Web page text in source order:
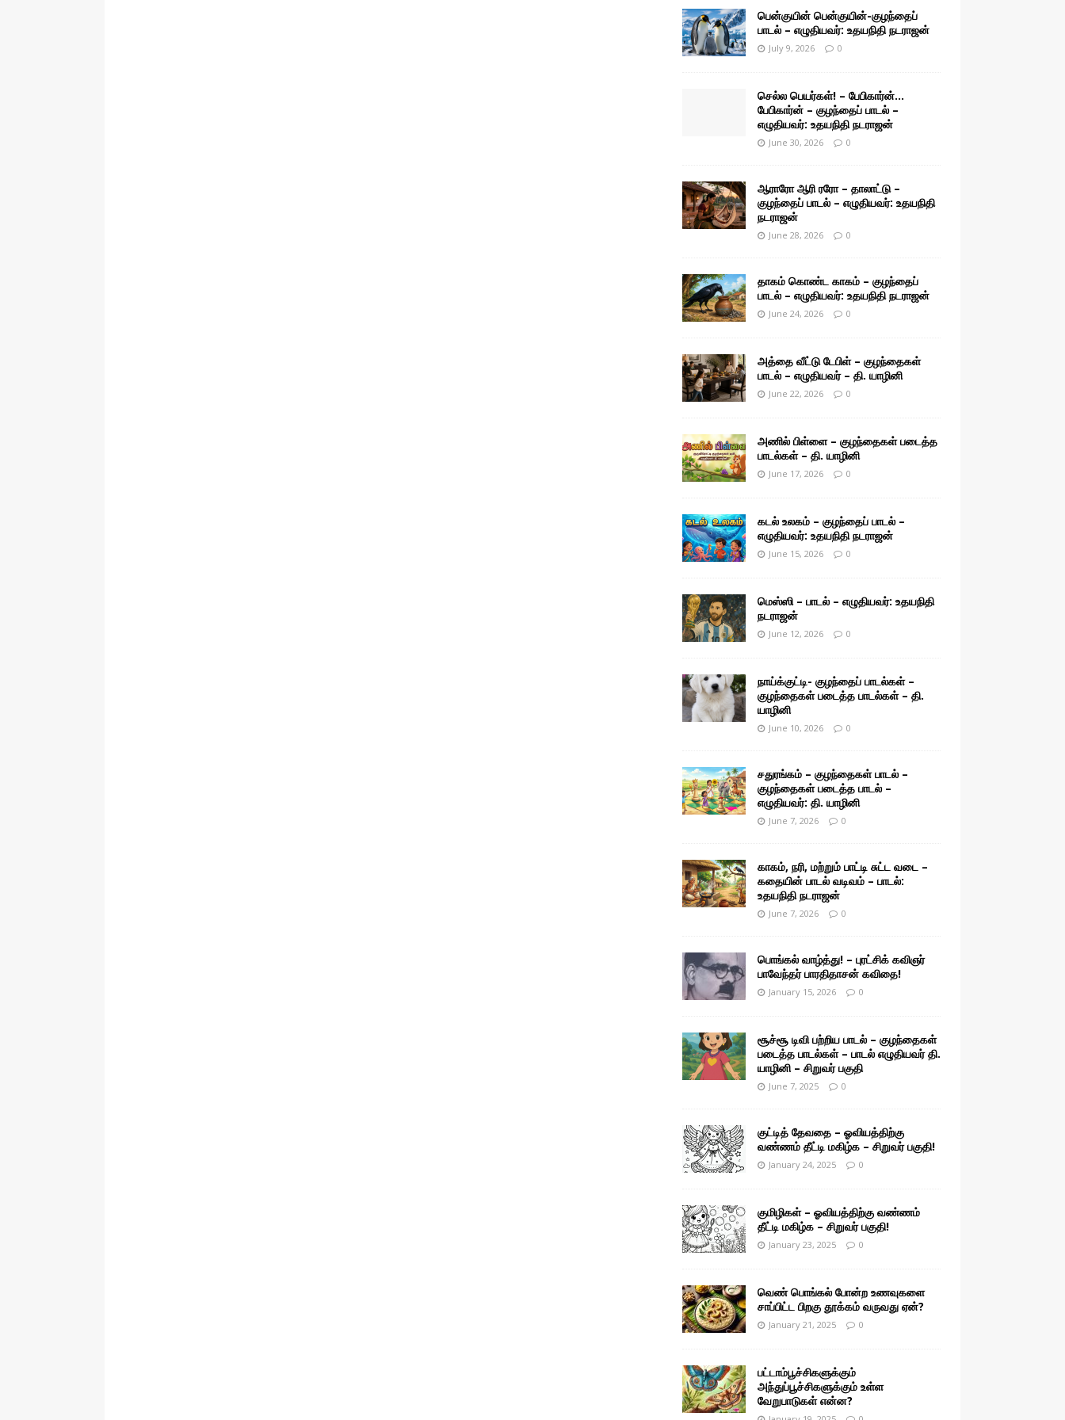
பென்குயின் பென்குயின்-குழந்தைப்
பாடல் – எழுதியவர்: உதயநிதி நடராஜன்
July 9, 2026 0
செல்ல பெயர்கள்! – பேபிகார்ன்…
பேபிகார்ன் – குழந்தைப் பாடல் –
எழுதியவர்: உதயநிதி நடராஜன்
June 30, 2026 0
ஆராரோ ஆரி ரரோ – தாலாட்டு –
குழந்தைப் பாடல் – எழுதியவர்: உதயநிதி
நடராஜன்
June 28, 2026 0
தாகம் கொண்ட காகம் – குழந்தைப்
பாடல் – எழுதியவர்: உதயநிதி நடராஜன்
June 24, 2026 0
அத்தை வீட்டு டேபிள் – குழந்தைகள்
பாடல் – எழுதியவர் – தி. யாழினி
June 22, 2026 0
அணில் பிள்ளை – குழந்தைகள் படைத்த
பாடல்கள் – தி. யாழினி
June 17, 2026 0
கடல் உலகம் – குழந்தைப் பாடல் –
எழுதியவர்: உதயநிதி நடராஜன்
June 15, 2026 0
மெஸ்ஸி – பாடல் – எழுதியவர்: உதயநிதி
நடராஜன்
June 12, 2026 0
நாய்க்குட்டி- குழந்தைப் பாடல்கள் –
குழந்தைகள் படைத்த பாடல்கள் – தி.
யாழினி
June 10, 2026 0
சதுரங்கம் – குழந்தைகள் பாடல் –
குழந்தைகள் படைத்த பாடல் –
எழுதியவர்: தி. யாழினி
June 7, 2026 0
காகம், நரி, மற்றும் பாட்டி சுட்ட வடை –
கதையின் பாடல் வடிவம் – பாடல்:
உதயநிதி நடராஜன்
June 7, 2026 0
பொங்கல் வாழ்த்து! – புரட்சிக் கவிஞர்
பாவேந்தர் பாரதிதாசன் கவிதை!
January 15, 2026 0
சூச்சூ டிவி பற்றிய பாடல் – குழந்தைகள்
படைத்த பாடல்கள் – பாடல் எழுதியவர் தி.
யாழினி – சிறுவர் பகுதி
June 7, 2025 0
குட்டித் தேவதை – ஓவியத்திற்கு
வண்ணம் தீட்டி மகிழ்க – சிறுவர் பகுதி!
January 24, 2025 0
குமிழிகள் – ஓவியத்திற்கு வண்ணம்
தீட்டி மகிழ்க – சிறுவர் பகுதி!
January 23, 2025 0
வெண் பொங்கல் போன்ற உணவுகளை
சாப்பிட்ட பிறகு தூக்கம் வருவது ஏன்?
January 21, 2025 0
பட்டாம்பூச்சிகளுக்கும்
அந்துப்பூச்சிகளுக்கும் உள்ள
வேறுபாடுகள் என்ன?